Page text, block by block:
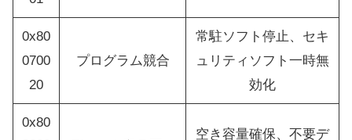
0x80
0700
20
プログラム競合
常駐ソフト停止、セキ
ュリティソフト一時無
効化
0x80
空き容量確保、不要デ